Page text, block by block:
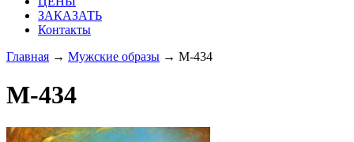
ЗАКАЗАТЬ
Контакты
Главная → Мужские образы → M-434
M-434